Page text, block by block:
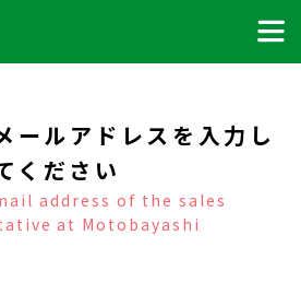
ールアドレスを入力し
ください
address of the sales
at Motobayashi